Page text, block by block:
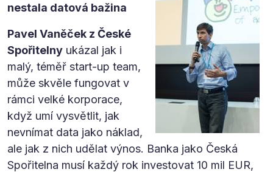
nestala datová bažina
Pavel Vaněček z České
Spořitelny ukázal jak i
malý, téměř start-up team,
může skvěle fungovat v
rámci velké korporace,
když umí vysvětlit, jak
nevnímat data jako náklad,
ale jak z nich udělat výnos. Banka jako Česká
Spořitelna musí každý rok investovat 10 mil EUR,